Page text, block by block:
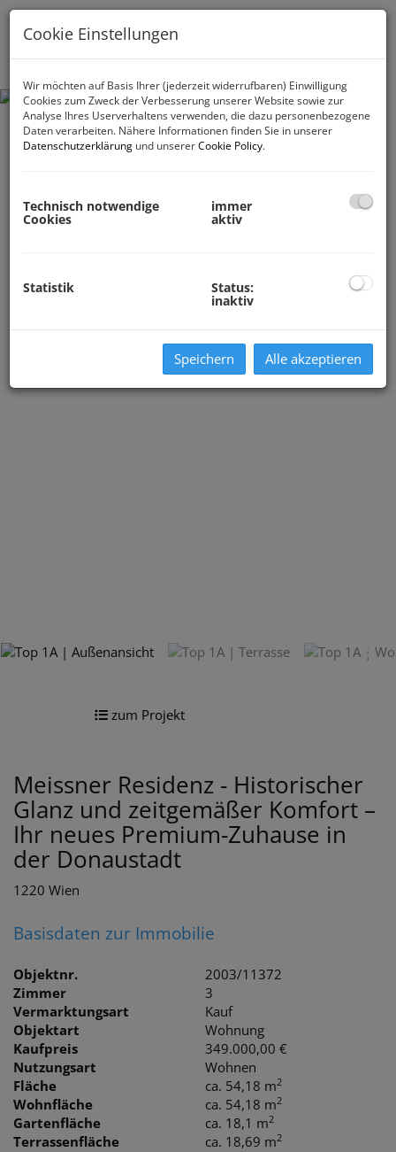
zum Projekt
Meissner Residenz - Historischer
Glanz und zeitgemäßer Komfort –
Ihr neues Premium-Zuhause in
der Donaustadt
1220 Wien
Basisdaten zur Immobilie
Objektnr.
2003/11372
Zimmer
3
Vermarktungsart
Kauf
Objektart
Wohnung
Kaufpreis
349.000,00 €
Nutzungsart
Wohnen
Fläche
ca. 54,18 m2
Wohnfläche ca. 54,18 m2
Gartenfläche ca. 18,1 m2
Terrassenfläche ca. 18,69 m2
Cookie Einstellungen
Wir möchten auf Basis Ihrer (jederzeit widerrufbaren) Einwilligung
Cookies zum Zweck der Verbesserung unserer Website sowie zur
Analyse Ihres Userverhaltens verwenden, die dazu personenbezogene
Daten verarbeiten. Nähere Informationen finden Sie in unserer
Datenschutzerklärung und unsererCookie Policy.
Technisch notwendige
Cookies
immer
aktiv
Statistik Status:
inaktiv
Speichern Alle akzeptieren